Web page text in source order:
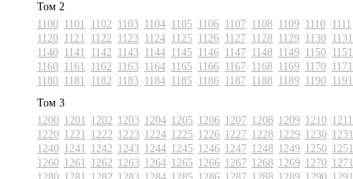
Том 2
1100 1101 1102 1103 1104 1105 1106 1107 1108 1109 1110 1111
1120 1121 1122 1123 1124 1125 1126 1127 1128 1129 1130 1131
1140 1141 1142 1143 1144 1145 1146 1147 1148 1149 1150 1151
1160 1161 1162 1163 1164 1165 1166 1167 1168 1169 1170 1171
1180 1181 1182 1183 1184 1185 1186 1187 1188 1189 1190 1191
Том 3
1200 1201 1202 1203 1204 1205 1206 1207 1208 1209 1210 1211
1220 1221 1222 1223 1224 1225 1226 1227 1228 1229 1230 1231
1240 1241 1242 1243 1244 1245 1246 1247 1248 1249 1250 1251
1260 1261 1262 1263 1264 1265 1266 1267 1268 1269 1270 1271